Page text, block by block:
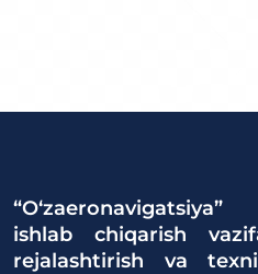
ishlab chiqarish
rejalashtirish va